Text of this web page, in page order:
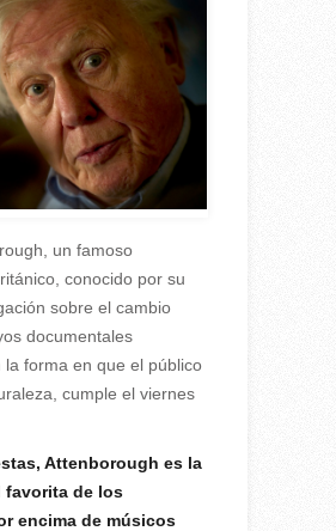
un famoso
conocido por su
sobre el cambio
documentales
forma en que el público
cumple el viernes
Attenborough es la
favorita de los
encima de músicos